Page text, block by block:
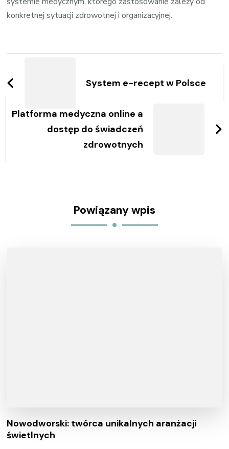
konkretnej sytuacji zdrowotnej i organizacyjnej.
wpisy
System e-recept w Polsce
Platforma medyczna online a
dostęp do świadczeń
zdrowotnych
Powiązany wpis
Nowodworski: twórca unikalnych aranżacji
świetlnych